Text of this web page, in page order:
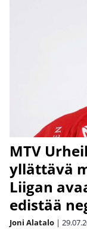
MTV
yllättävä
Liigan
edistää
Joni Alatalo |